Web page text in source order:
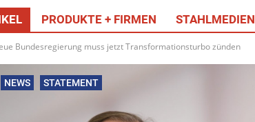
PRODUKTE + FIRMEN STAHLMEDIEN
Bundesregierung muss jetzt Transformationsturbo zünden
NEWS STATEMENT